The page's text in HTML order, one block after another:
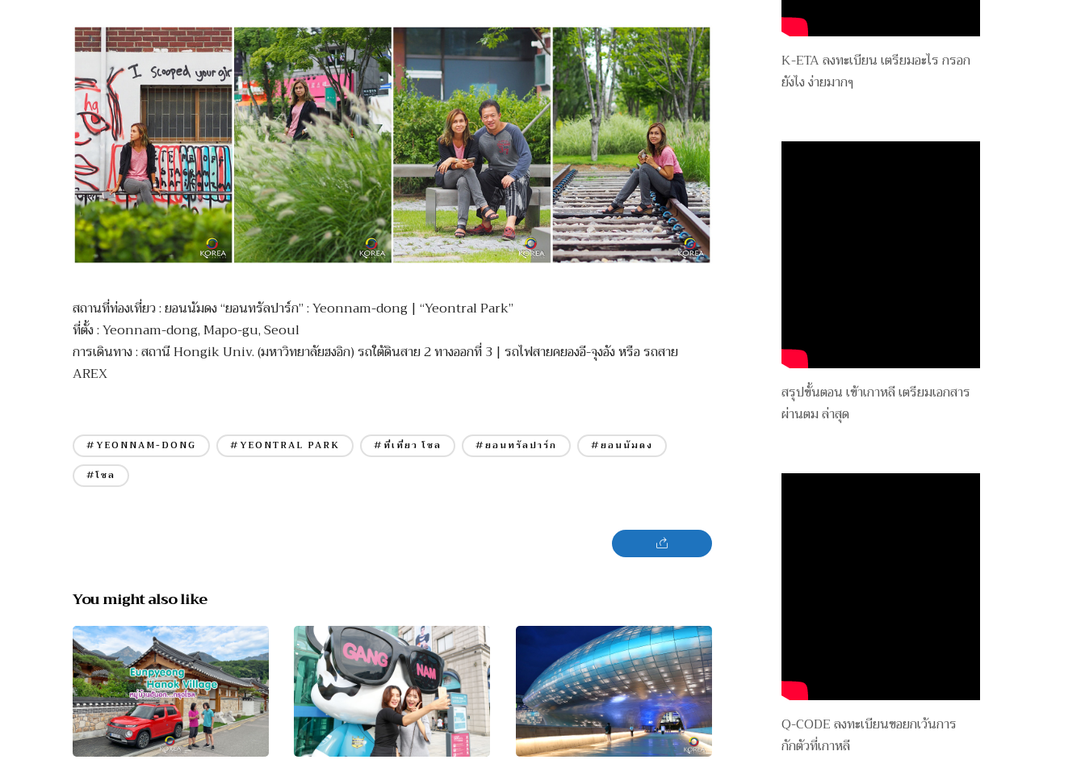
สถานที่ท่องเที่ยว : ยอนนัมดง “ยอนทรัลปาร์ก” : Yeonnam-dong | “Yeontral Park”
ที่ตั้ง : Yeonnam-dong, Mapo-gu, Seoul
การเดินทาง : สถานี Hongik Univ. (มหาวิทยาลัยฮงอิก) รถใต้ดินสาย 2 ทางออกที่ 3 | รถไฟสายคยองอี-จุงอัง หรือ รถสาย
AREX
#YEONNAM-DONG #YEONTRAL PARK #ที่เที่ยว โซล #ยอนทรัลปาร์ก
#ยอนนัมดง
#โซล
You might also like
K-ETA ลงทะเบียน เตรียมอะไร กรอก
ยังไง ง่ายมากๆ
สรุปขั้นตอน เข้าเกาหลี เตรียมเอกสาร
ผ่านตม ล่าสุด
Q-CODE ลงทะเบียนขอยกเว้นการ
กักตัวที่เกาหลี